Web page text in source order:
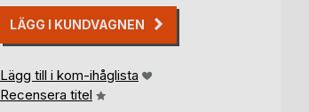
LÄGG I KUNDVAGNEN
Lägg till i kom-ihåglista
Recensera titel